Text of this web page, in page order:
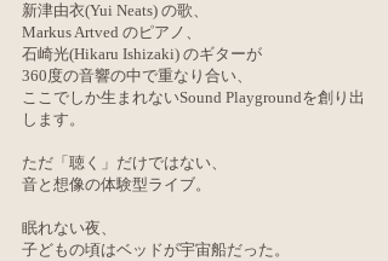
新津由衣(Yui Neats) の歌、
Markus Artved のピアノ、
石崎光(Hikaru Ishizaki) のギターが
360度の音響の中で重なり合い、
ここでしか生まれないSound Playgroundを創り出
します。
ただ「聴く」だけではない、
音と想像の体験型ライブ。
眠れない夜、
子どもの頃はベッドが宇宙船だった。